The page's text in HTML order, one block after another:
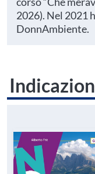
2026). Nel 2021
DonnAmbiente.